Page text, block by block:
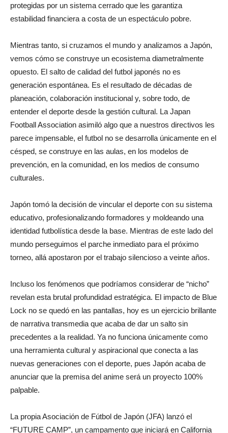
protegidas por un sistema cerrado que les garantiza
estabilidad financiera a costa de un espectáculo pobre.
Mientras tanto, si cruzamos el mundo y analizamos a Japón,
vemos cómo se construye un ecosistema diametralmente
opuesto. El salto de calidad del futbol japonés no es
generación espontánea. Es el resultado de décadas de
planeación, colaboración institucional y, sobre todo, de
entender el deporte desde la gestión cultural. La Japan
Football Association asimiló algo que a nuestros directivos les
parece impensable, el futbol no se desarrolla únicamente en el
césped, se construye en las aulas, en los modelos de
prevención, en la comunidad, en los medios de consumo
culturales.
Japón tomó la decisión de vincular el deporte con su sistema
educativo, profesionalizando formadores y moldeando una
identidad futbolística desde la base. Mientras de este lado del
mundo perseguimos el parche inmediato para el próximo
torneo, allá apostaron por el trabajo silencioso a veinte años.
Incluso los fenómenos que podríamos considerar de “nicho”
revelan esta brutal profundidad estratégica. El impacto de Blue
Lock no se quedó en las pantallas, hoy es un ejercicio brillante
de narrativa transmedia que acaba de dar un salto sin
precedentes a la realidad. Ya no funciona únicamente como
una herramienta cultural y aspiracional que conecta a las
nuevas generaciones con el deporte, pues Japón acaba de
anunciar que la premisa del anime será un proyecto 100%
palpable.
La propia Asociación de Fútbol de Japón (JFA) lanzó el
“FUTURE CAMP”, un campamento que iniciará en California